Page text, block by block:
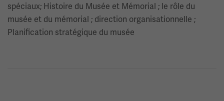
spéciaux; Histoire du Musée et Mémorial ; le rôle du
musée et du mémorial ; direction organisationnelle ;
Planification stratégique du musée